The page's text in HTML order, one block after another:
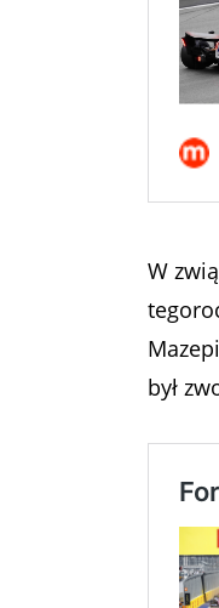
W
był